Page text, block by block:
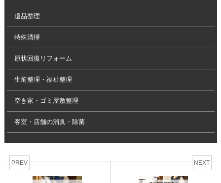
遺品整理
特殊清掃
原状回復リフォーム
生前整理・福祉整理
空き家・ゴミ屋敷整理
客室・店舗の消臭・除菌
PREV NEXT